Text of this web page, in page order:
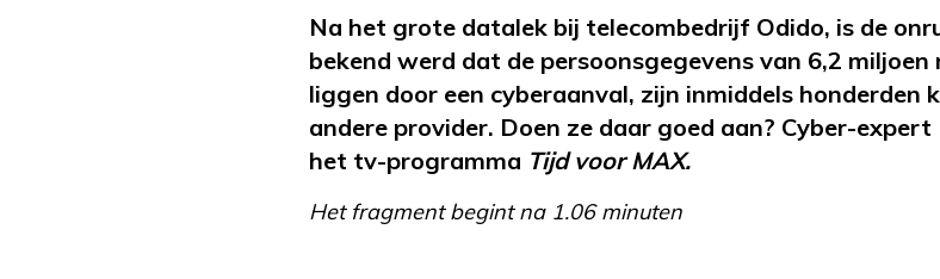
Na het grote datalek bij telecombedrijf Odido, is de
bekend werd dat de persoonsgegevens van 6,2
liggen door een cyberaanval, zijn inmiddels honderden
andere provider. Doen ze daar goed aan? Cyber-
het tv-programma Tijd voor MAX.
Het fragment begint na 1.06 minuten